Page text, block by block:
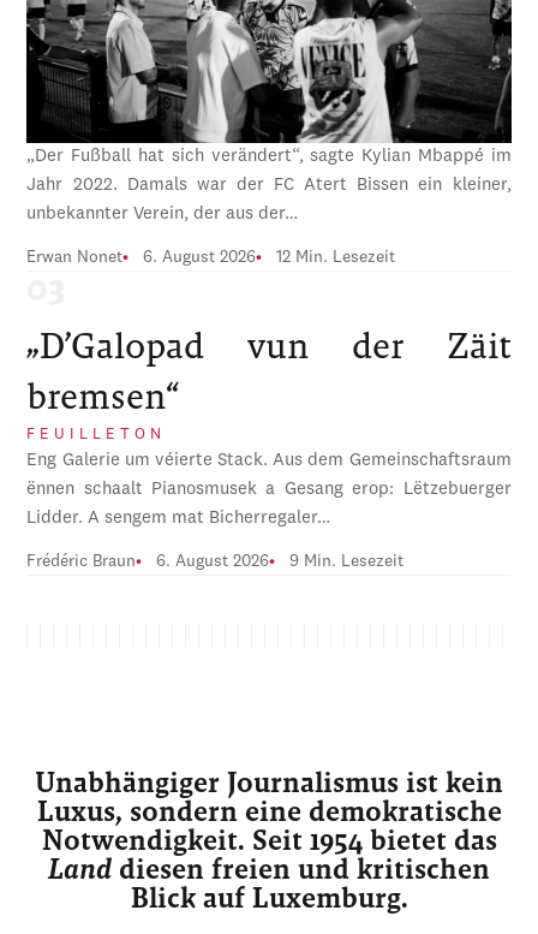
„Der Fußball hat sich verändert“, sagte Kylian Mbappé im
Jahr 2022. Damals war der FC Atert Bissen ein kleiner,
unbekannter Verein, der aus der…
Erwan Nonet 6. August 2026 12 Min. Lesezeit
„D’Galopad vun der Zäit
bremsen“
FEUILLETON
Eng Galerie um véierte Stack. Aus dem Gemeinschaftsraum
ënnen schaalt Pianosmusek a Gesang erop: Lëtzebuerger
Lidder. A sengem mat Bicherregaler…
Frédéric Braun 6. August 2026 9 Min. Lesezeit
Unabhängiger Journalismus ist kein
Luxus, sondern eine demokratische
Notwendigkeit. Seit 1954 bietet das
Land diesen freien und kritischen
Blick auf Luxemburg.